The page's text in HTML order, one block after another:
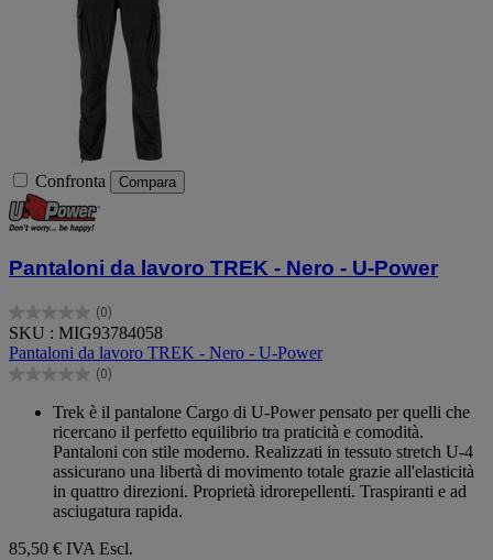
Confronta Compara
Pantaloni da lavoro TREK - Nero - U-Power
(0)
0.0
su
5
stelle.
SKU : MIG93784058
Pantaloni da lavoro TREK - Nero - U-Power
(0)
0.0
Trek è il pantalone Cargo di U-Power pensato per quelli che
ricercano il perfetto equilibrio tra praticità e comodità.
Pantaloni con stile moderno. Realizzati in tessuto stretch U-4
assicurano una libertà di movimento totale grazie all'elasticità
in quattro direzioni. Proprietà idrorepellenti. Traspiranti e ad
asciugatura rapida.
85,50 € IVA Escl.